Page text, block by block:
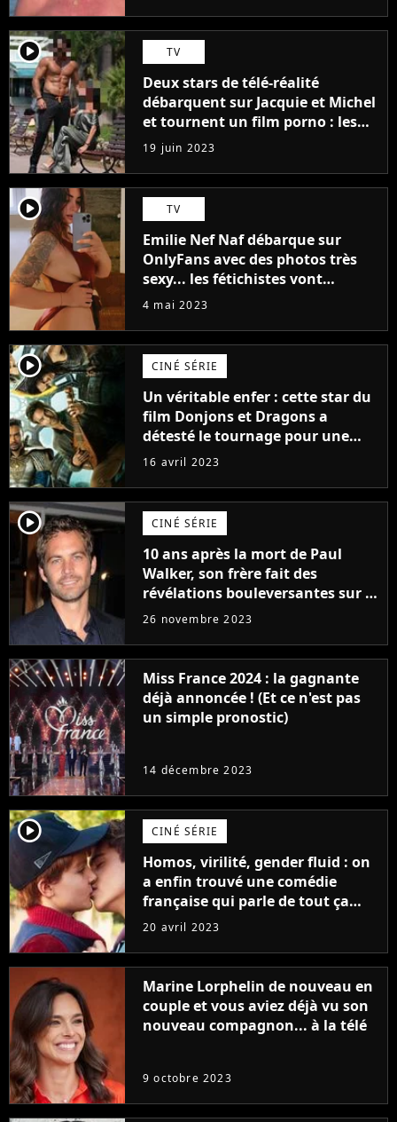
player2 TV
Deux stars de télé-réalité
débarquent sur Jacquie et Michel
et tournent un film porno : les
premières images du tournage
(exclu)
19 juin 2023
player2 TV
Emilie Nef Naf débarque sur
OnlyFans avec des photos très
sexy... les fétichistes vont
prendre leur pied !
4 mai 2023
player2 CINÉ SÉRIE
Un véritable enfer : cette star du
film Donjons et Dragons a
détesté le tournage pour une
raison très spéciale
16 avril 2023
player2 CINÉ SÉRIE
10 ans après la mort de Paul
Walker, son frère fait des
révélations bouleversantes sur la
réaction des acteurs de Fast and
26 novembre 2023
Miss France 2024 : la gagnante
déjà annoncée ! (Et ce n'est pas
un simple pronostic)
14 décembre 2023
player2 CINÉ SÉRIE
Homos, virilité, gender fluid : on
a enfin trouvé une comédie
française qui parle de tout ça
sans être super ringarde
20 avril 2023
Marine Lorphelin de nouveau en
couple et vous aviez déjà vu son
nouveau compagnon... à la télé
9 octobre 2023